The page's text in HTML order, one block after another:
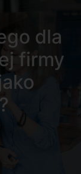
dla
firmy